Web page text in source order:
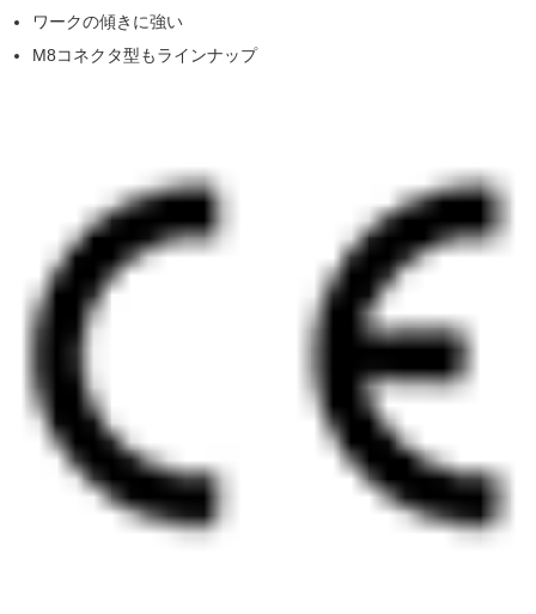
ワークの傾きに強い
M8コネクタ型もラインナップ